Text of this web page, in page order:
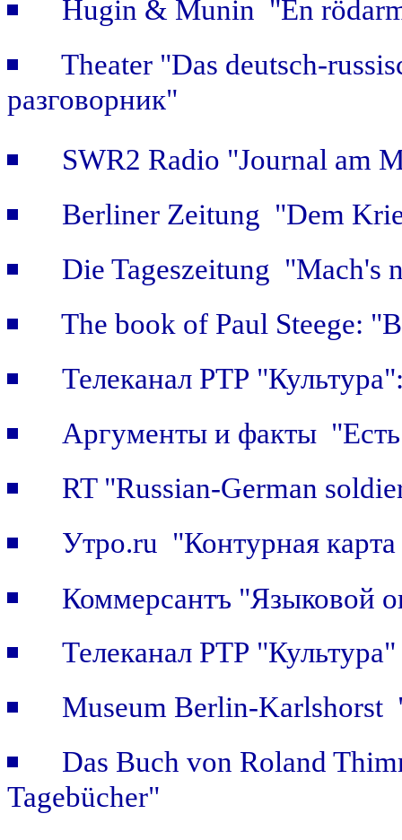
Hugin & Munin "En
Theater "Das deutsch-
разговорник"
SWR2 Radio "Journal am
Berliner Zeitung "Dem
Die Tageszeitung "Mach's
The book of Paul Steege:
Телеканал РТР
Аргументы и факты
RT "Russian-German
Утро.ru "Контурная
Коммерсантъ "Языковой
Телеканал РТР
Museum Berlin-Karlshorst
Das Buch von Roland
Tagebücher"